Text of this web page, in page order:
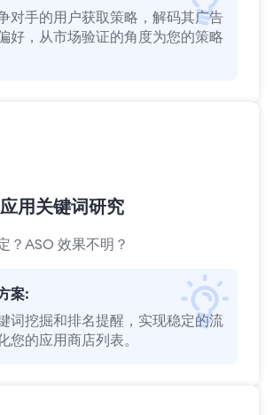
对手的用户获取策略，解码其广告
好，从市场验证的角度为您的策略
用关键词研究
？ASO 效果不明？
案:
词挖掘和排名提醒，实现稳定的流
您的应用商店列表。